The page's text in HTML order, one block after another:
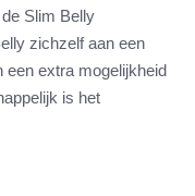
Slim Belly
zichzelf aan een
een extra mogelijkheid
is het